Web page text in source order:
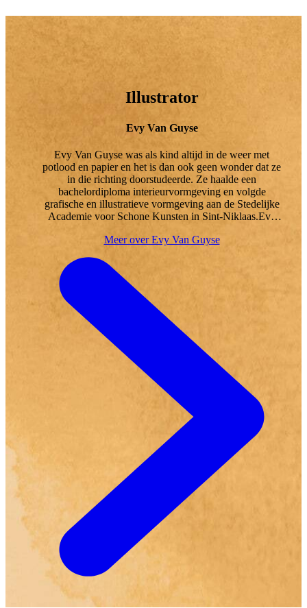
Illustrator
Evy Van Guyse
Evy Van Guyse was als kind altijd in de weer met
potlood en papier en het is dan ook geen wonder dat ze
in die richting doorstudeerde. Ze haalde een
bachelordiploma interieurvormgeving en volgde
grafische en illustratieve vormgeving aan de Stedelijke
Academie voor Schone Kunsten in Sint-Niklaas.Evy
zonen. Ze illustreerde diverse boeken van Mireille Geus
Meer over Evy Van Guyse